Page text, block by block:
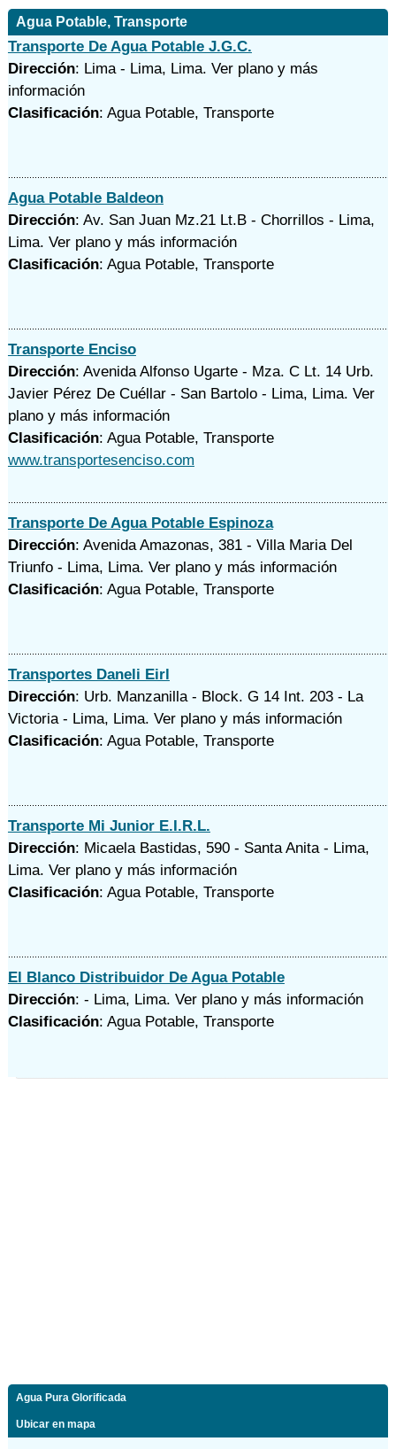
Agua Potable, Transporte
Transporte De Agua Potable J.G.C.
Dirección: Lima - Lima, Lima. Ver plano y más
información
Clasificación: Agua Potable, Transporte
Agua Potable Baldeon
Dirección: Av. San Juan Mz.21 Lt.B - Chorrillos - Lima,
Lima. Ver plano y más información
Clasificación: Agua Potable, Transporte
Transporte Enciso
Dirección: Avenida Alfonso Ugarte - Mza. C Lt. 14 Urb.
Javier Pérez De Cuéllar - San Bartolo - Lima, Lima. Ver
plano y más información
Clasificación: Agua Potable, Transporte
www.transportesenciso.com
Transporte De Agua Potable Espinoza
Dirección: Avenida Amazonas, 381 - Villa Maria Del
Triunfo - Lima, Lima. Ver plano y más información
Clasificación: Agua Potable, Transporte
Transportes Daneli Eirl
Dirección: Urb. Manzanilla - Block. G 14 Int. 203 - La
Victoria - Lima, Lima. Ver plano y más información
Clasificación: Agua Potable, Transporte
Transporte Mi Junior E.I.R.L.
Dirección: Micaela Bastidas, 590 - Santa Anita - Lima,
Lima. Ver plano y más información
Clasificación: Agua Potable, Transporte
El Blanco Distribuidor De Agua Potable
Dirección: - Lima, Lima. Ver plano y más información
Clasificación: Agua Potable, Transporte
Agua Pura Glorificada
Ubicar en mapa